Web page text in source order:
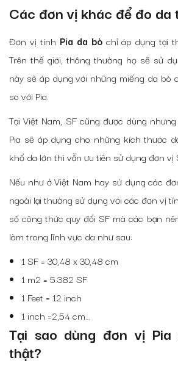
Các đơn vị khác để đo da
Đơn vị tính Pia da bòchỉ áp dụng tại
Trên thế giới, thông thường họ sẽ sử
này sẽ áp dụng với những miếng da bò
so với Pia.
Tại Việt Nam, SF cũng được dùng
Pia sẽ áp dụng cho những kích thước
khổ da lớn thì vẫn ưu tiên sử dụng đơn vị
Nếu như ở Việt Nam hay sử dụng các
ngoài lại thường sử dụng với các đơn vị
số công thức quy đổi SF mà các bạn
làm trong lĩnh vực da như sau:
1 SF = 30,48 x 30,48 cm
1 m2 = 5.382 SF
1 Feet = 12 inch
1 inch =2,54 cm…
Tại sao dùng đơn vị
thật?